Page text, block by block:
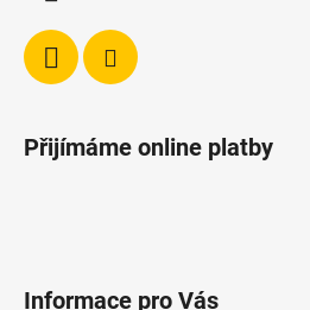
Přijímáme online platby
Informace pro Vás